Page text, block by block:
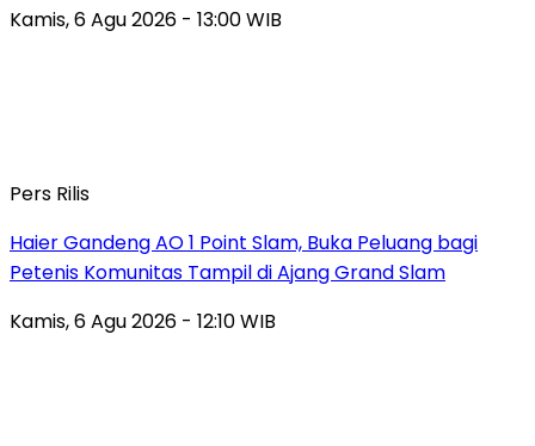
Kamis, 6 Agu 2026 - 13:00 WIB
Pers Rilis
Haier Gandeng AO 1 Point Slam, Buka Peluang bagi
Petenis Komunitas Tampil di Ajang Grand Slam
Kamis, 6 Agu 2026 - 12:10 WIB